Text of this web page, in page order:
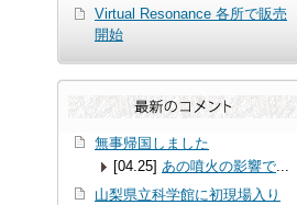
Virtual Resonance 各所で販売
開始
無事帰国しました
[04.25] あの噴火の影響で...
山梨県立科学館に初現場入り